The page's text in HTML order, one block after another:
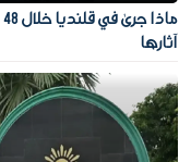
آثارها